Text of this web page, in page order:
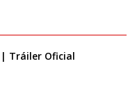
| Tráiler Oficial